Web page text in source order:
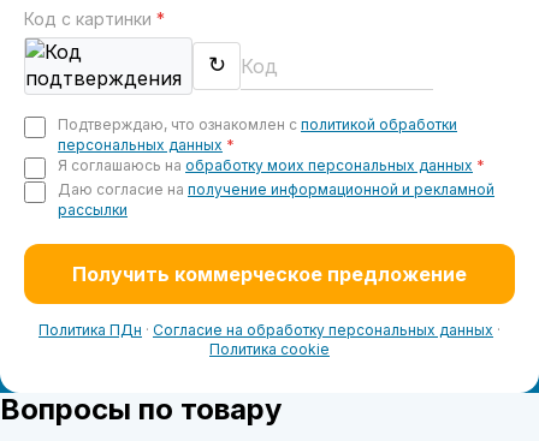
Код с картинки *
↻
Подтверждаю, что ознакомлен с политикой обработки
персональных данных *
Я соглашаюсь на обработку моих персональных данных *
Даю согласие на получение информационной и рекламной
рассылки
Получить коммерческое предложение
Политика ПДн · Согласие на обработку персональных данных ·
Политика cookie
Вопросы по товару